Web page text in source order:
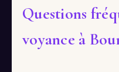
Questions
voyance à